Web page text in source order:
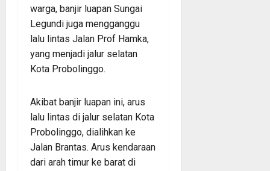
warga, banjir luapan Sungai
Legundi juga mengganggu
lalu lintas Jalan Prof Hamka,
yang menjadi jalur selatan
Kota Probolinggo.
Akibat banjir luapan ini, arus
lalu lintas di jalur selatan Kota
Probolinggo, dialihkan ke
Jalan Brantas. Arus kendaraan
dari arah timur ke barat di